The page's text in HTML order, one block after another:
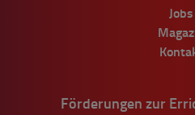
Jobs
Förderungen zur